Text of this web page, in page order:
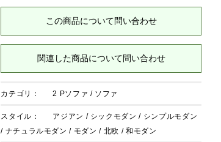
この商品について問い合わせ
関連した商品について問い合わせ
カテゴリ： 2 Pソファ / ソファ
スタイル： アジアン / シックモダン / シンプルモダン
/ ナチュラルモダン / モダン / 北欧 / 和モダン